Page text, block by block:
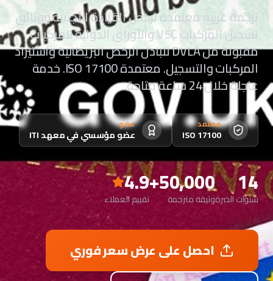
ترجمة عربية معتمدة لرخص القيادة الأجنبية ووثائق
تسجيل المركبات V5C والأوراق الدولية للمركبات.
مقبولة من DVLA لتبادل الرخص البريطانية واستيراد
المركبات والتسجيل. معتمدة ISO 17100. خدمة
عاجلة خلال 24 ساعة متاحة.
معتمد
ISO 17100
عضو
عضو مؤسسي في معهد ITI
14
سنوات الخبرة50,000+
وثيقة مترجمة 4.9
تقييم العملاء
احصل على عرض سعر فوري